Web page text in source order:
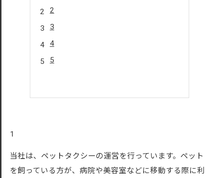
2
3
4
5
1
当社は、ペットタクシーの運営を行っています。ペット
を飼っている方が、病院や美容室などに移動する際に利